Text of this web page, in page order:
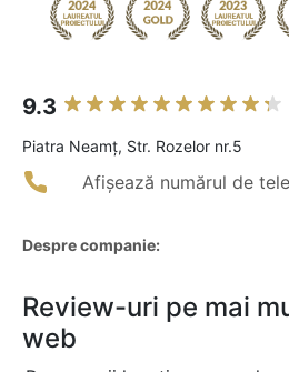
9.3
Piatra Neamţ, Str. Rozelor nr.5
Afișează numărul de
Despre companie:
Review-uri pe mai
web